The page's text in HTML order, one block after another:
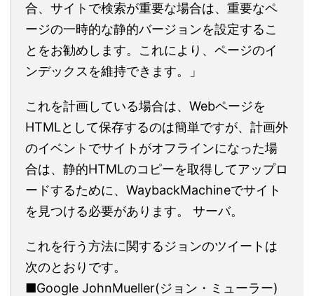
合、サイトで検索が重要な場合は、重要なペ
ージの一時的な静的バージョンを設定するこ
とをお勧めします。これにより、ページのイ
ンデックスを維持できます。」
これを計画している場合は、Webページを
HTMLとして保存するのは簡単ですが、計画外
のイベントでサイトがオフラインになった場
合は、静的HTMLのコピーを取得してアップロ
ードするために、WaybackMachineでサイト
を見つける必要があります。 サーバ。
これを行う方法に関するジョンのツイートは
次のとおりです。
■Google JohnMueller(ジョン・ミューラー)